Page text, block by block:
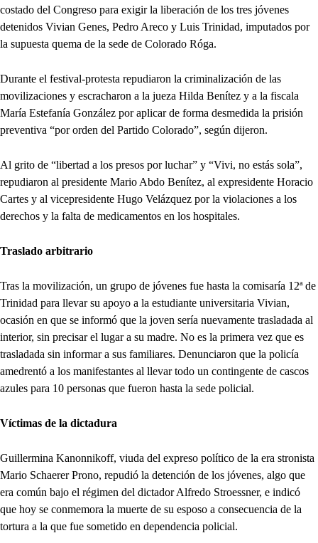
costado del Congreso para exigir la liberación de los tres jóvenes
detenidos Vivian Genes, Pedro Areco y Luis Trinidad, imputados por
la supuesta quema de la sede de Colorado Róga.
Durante el festival-protesta repudiaron la criminalización de las
movilizaciones y escracharon a la jueza Hilda Benítez y a la fiscala
María Estefanía González por aplicar de forma desmedida la prisión
preventiva “por orden del Partido Colorado”, según dijeron.
Al grito de “libertad a los presos por luchar” y “Vivi, no estás sola”,
repudiaron al presidente Mario Abdo Benítez, al expresidente Horacio
Cartes y al vicepresidente Hugo Velázquez por la violaciones a los
derechos y la falta de medicamentos en los hospitales.
Traslado arbitrario
Tras la movilización, un grupo de jóvenes fue hasta la comisaría 12ª de
Trinidad para llevar su apoyo a la estudiante universitaria Vivian,
ocasión en que se informó que la joven sería nuevamente trasladada al
interior, sin precisar el lugar a su madre. No es la primera vez que es
trasladada sin informar a sus familiares. Denunciaron que la policía
amedrentó a los manifestantes al llevar todo un contingente de cascos
azules para 10 personas que fueron hasta la sede policial.
Víctimas de la dictadura
Guillermina Kanonnikoff, viuda del expreso político de la era stronista
Mario Schaerer Prono, repudió la detención de los jóvenes, algo que
era común bajo el régimen del dictador Alfredo Stroessner, e indicó
que hoy se conmemora la muerte de su esposo a consecuencia de la
tortura a la que fue sometido en dependencia policial.